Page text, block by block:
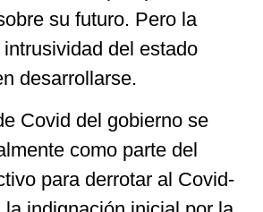
su futuro. Pero la
del estado
desarrollarse.
Covid del gobierno se
como parte del
para derrotar al Covid-